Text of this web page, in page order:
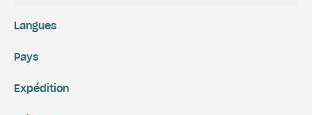
Expédition
Langues
Pays